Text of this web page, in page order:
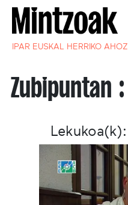
IPAR EUSKAL HERRIKO
Zubipuntan
Lekukoa(k):